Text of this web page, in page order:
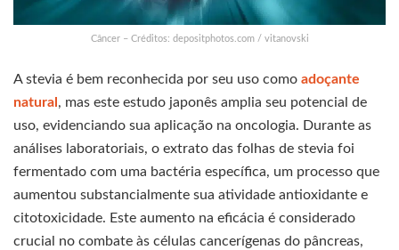
Câncer – Créditos: depositphotos.com / vitanovski
A stevia é bem reconhecida por seu uso como adoçante
natural , mas este estudo japonês amplia seu potencial de
uso, evidenciando sua aplicação na oncologia. Durante as
análises laboratoriais, o extrato das folhas de stevia foi
fermentado com uma bactéria específica, um processo que
aumentou substancialmente sua atividade antioxidante e
citotoxicidade. Este aumento na eficácia é considerado
crucial no combate às células cancerígenas do pâncreas,